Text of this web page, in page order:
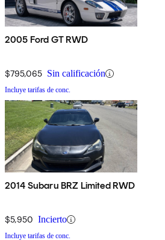
2005 Ford GT RWD
$795,065 Sin calificación
Incluye tarifas de conc.
2014 Subaru BRZ Limited RWD
$5,950 Incierto
Incluye tarifas de conc.